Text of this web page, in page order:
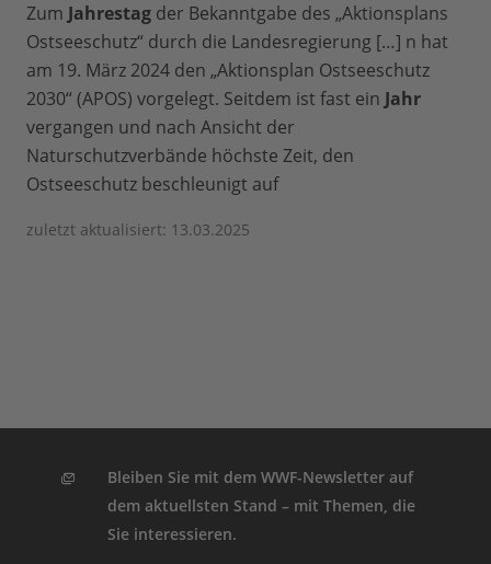
Zum Jahrestag der Bekanntgabe des „Aktionsplans
Ostseeschutz“ durch die Landesregierung […] n hat
am 19. März 2024 den „Aktionsplan Ostseeschutz
2030“ (APOS) vorgelegt. Seitdem ist fast ein Jahr
vergangen und nach Ansicht der
Naturschutzverbände höchste Zeit, den
Ostseeschutz beschleunigt auf
zuletzt aktualisiert: 13.03.2025
Bleiben Sie mit dem WWF-Newsletter auf
dem aktuellsten Stand – mit Themen, die
Sie interessieren.